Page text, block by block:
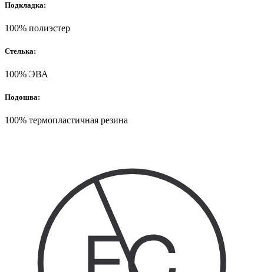
Подкладка:
100% полиэстер
Стелька:
100% ЭВА
Подошва:
100% термопластичная резина